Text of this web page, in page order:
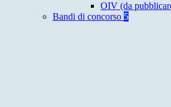
OIV (da
Bandi di concorso 5